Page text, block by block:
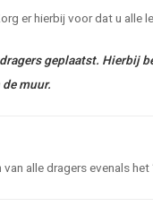
er hierbij voor dat u alle
geplaatst. Hierbij
muur.
alle dragers evenals het